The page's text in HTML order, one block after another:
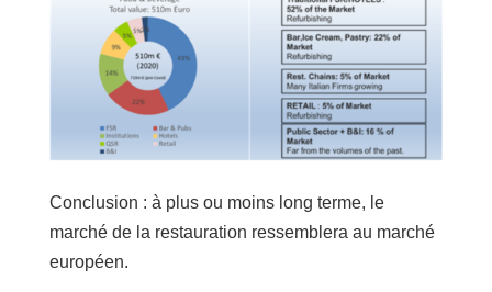
Conclusion : à plus ou moins long terme, le
marché de la restauration ressemblera au marché
européen.